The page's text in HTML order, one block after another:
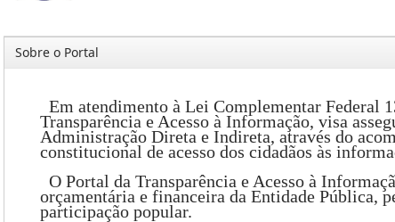
Sobre o Portal
Em atendimento à Lei Complementar Federal
Transparência e Acesso à Informação, visa
Administração Direta e Indireta, através do
constitucional de acesso dos cidadãos às
O Portal da Transparência e Acesso à
orçamentária e financeira da Entidade Pública,
participação popular.